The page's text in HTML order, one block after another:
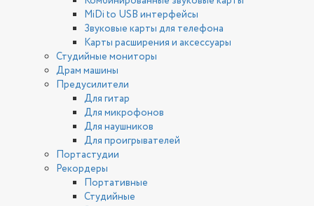
MiDi to USB интерфейсы
Звуковые карты для телефона
Карты расширения и аксессуары
Студийные мониторы
Драм машины
Предусилители
Для гитар
Для микрофонов
Для наушников
Для проигрывателей
Портастудии
Рекордеры
Портативные
Студийные